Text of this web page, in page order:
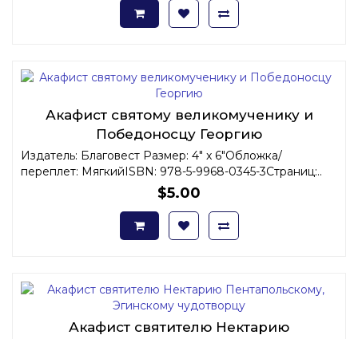
Акафист святому великомученику и
Победоносцу Георгию
Издатель: Благовест Размер: 4" x 6"Обложка/
переплет: МягкийISBN: 978-5-9968-0345-3Страниц:..
$5.00
Акафист святителю Нектарию